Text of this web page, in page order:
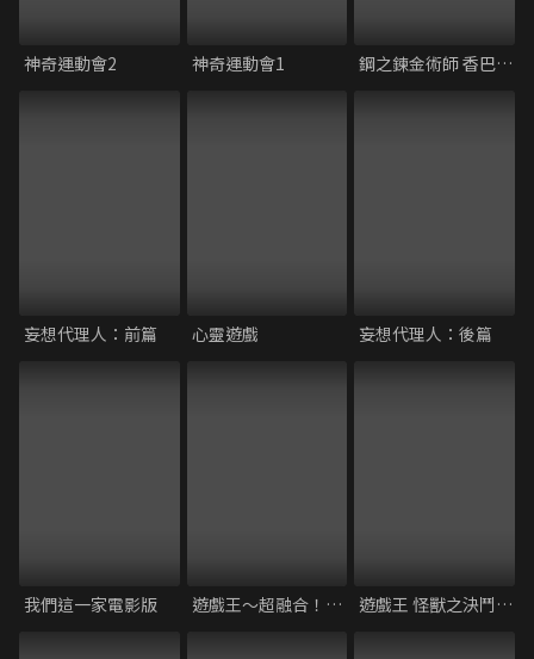
神奇運動會2 神奇運動會1 鋼之鍊金術師 香巴拉的征服者 劇場版
妄想代理人：前篇 心靈遊戲 妄想代理人：後篇
我們這一家電影版 遊戲王～超融合！跨越時空的羈絆～ 遊戲王 怪獸之決鬥 光之金字塔